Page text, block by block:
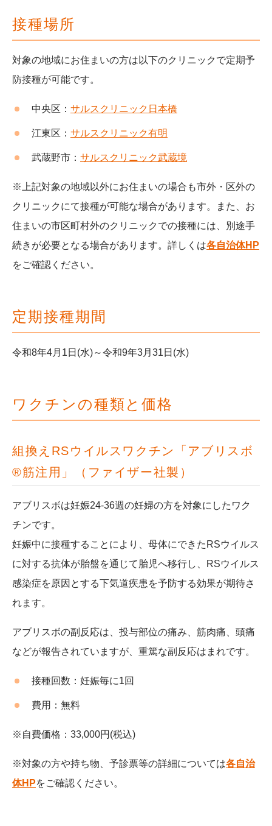
接種場所
対象の地域にお住まいの方は以下のクリニックで定期予
防接種が可能です。
中央区： サルスクリニック日本橋
江東区： サルスクリニック有明
武蔵野市： サルスクリニック武蔵境
※上記対象の地域以外にお住まいの場合も市外・区外の
クリニックにて接種が可能な場合があります。また、お
住まいの市区町村外のクリニックでの接種には、別途手
続きが必要となる場合があります。詳しくは各自治体HP
をご確認ください。
定期接種期間
令和8年4月1日(水)～令和9年3月31日(水)
ワクチンの種類と価格
組換えRSウイルスワクチン「アブリスボ
®筋注用」（ファイザー社製）
アブリスボは妊娠24-36週の妊婦の方を対象にしたワク
チンです。
妊娠中に接種することにより、母体にできたRSウイルス
に対する抗体が胎盤を通じて胎児へ移行し、RSウイルス
感染症を原因とする下気道疾患を予防する効果が期待さ
れます。
アブリスボの副反応は、投与部位の痛み、筋肉痛、頭痛
などが報告されていますが、重篤な副反応はまれです。
接種回数：妊娠毎に1回
費用： 無料
※自費価格：33,000円(税込)
※対象の方や持ち物、予診票等の詳細については各自治
体HPをご確認ください。